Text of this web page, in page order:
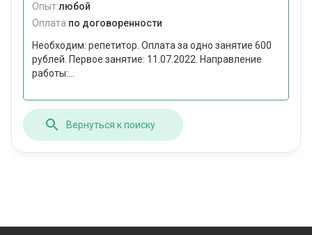
Опыт:любой
Оплата:по договоренности
Необходим: репетитор. Оплата за одно занятие 600
рублей. Первое занятие: 11.07.2022. Направление
работы:...
Вернуться к поиску